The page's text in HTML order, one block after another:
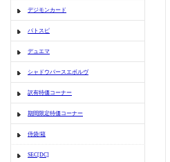
デジモンカード
バトスピ
デュエマ
シャドウバースエボルヴ
訳有特価コーナー
期間限定特価コーナー
侍袋/箱
SEC[DC]